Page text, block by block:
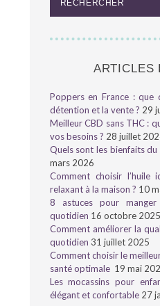
ARTICLES
Poppers en France :
détention et la vente ? 29
Meilleur CBD sans THC :
vos besoins ? 28 juillet
Quels sont les bienfaits
mars 2026
Comment choisir l’huile
relaxant à la maison ? 10
8 astuces pour
quotidien 16 octobre 2025
Comment améliorer la
quotidien 31 juillet 2025
Comment choisir le
santé optimale 19 mai
Les mocassins pour
élégant et confortable 27